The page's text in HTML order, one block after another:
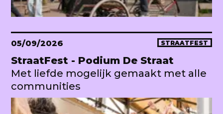
05/09/2026 STRAATFEST
StraatFest - Podium De Straat
Met liefde mogelijk gemaakt met alle
communities